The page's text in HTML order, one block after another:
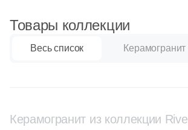
Из белой глины
Из красной глины
Maritima (2 )
Marmocer (62)
Monopole ( 8 )
Товары коллекции
Весь список Керамогранит
Керамогранит из коллекции Rive